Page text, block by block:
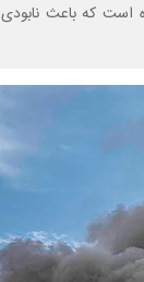
تبدیل شده است که باعث نابودی